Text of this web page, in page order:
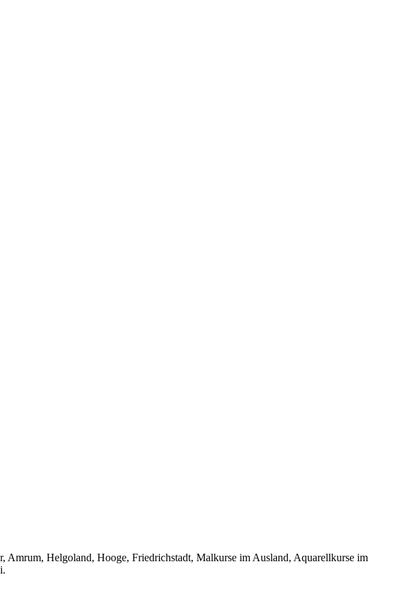
Helgoland, Hooge, Friedrichstadt, Malkurse im Ausland, Aquarellkurse im